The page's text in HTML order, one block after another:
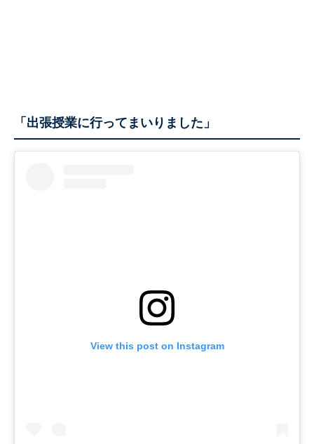
「出張授業に行ってまいりました」
View this post on Instagram